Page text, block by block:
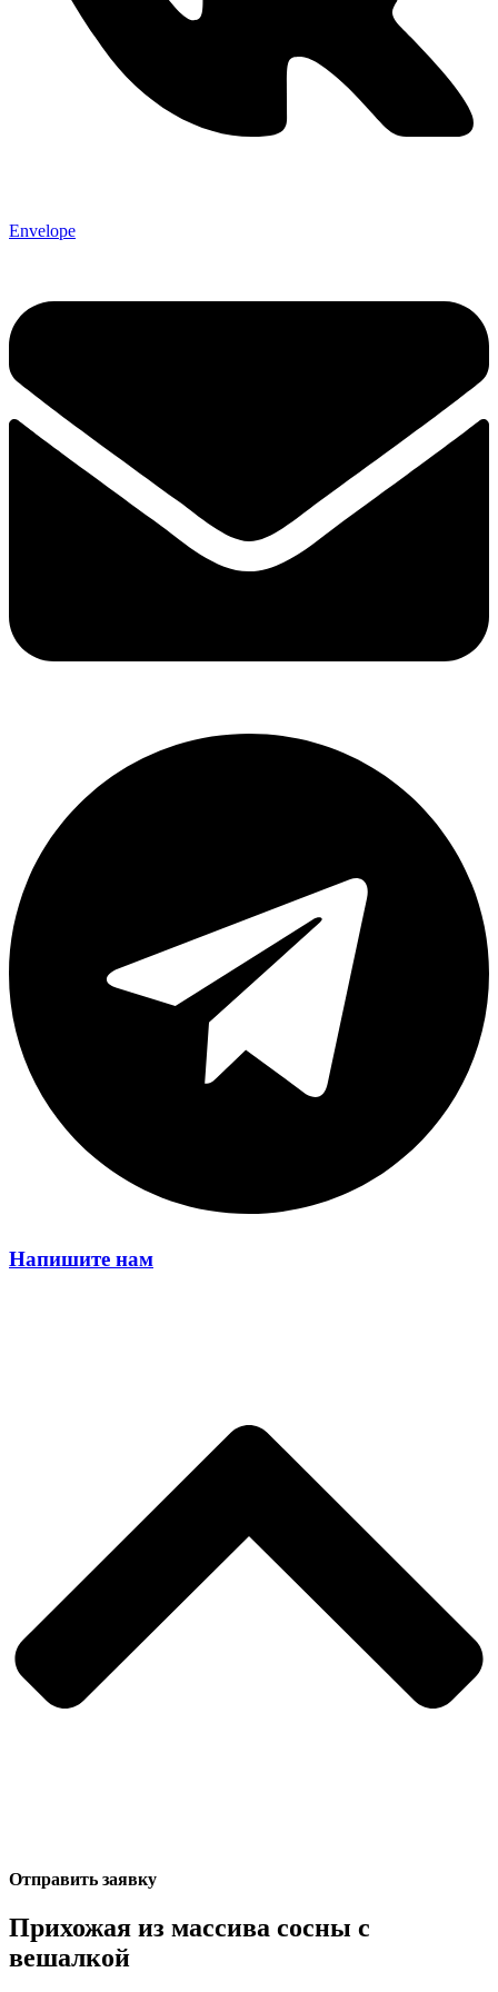
Envelope
Напишите нам
Отправить заявку
Прихожая из массива сосны с
вешалкой